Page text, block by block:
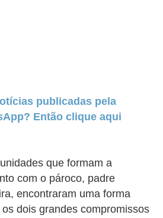
publicadas pela
Então clique aqui
que formam a
com o pároco, padre
encontraram uma forma
dois grandes compromissos